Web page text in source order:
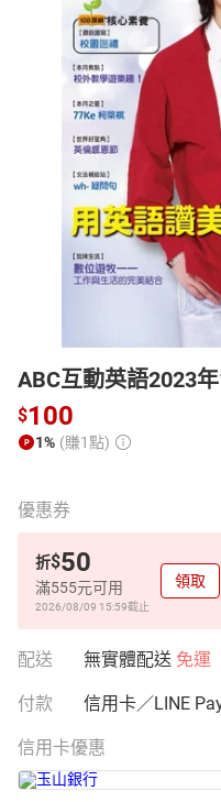
女裝
日本購物 電子/紙本
HOT
ABC互動英語2023
$100
1% (賺1點)
優惠券
折$50
滿555元可用
2026/08/09 15:59截止
領取
配送 無實體配送 免運
付款 信用卡／LINE
信用卡優惠